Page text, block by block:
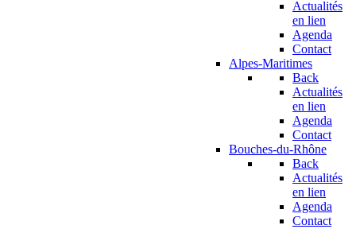
Actualités
en lien
Agenda
Contact
Alpes-Maritimes
Back
Actualités
en lien
Agenda
Contact
Bouches-du-Rhône
Back
Actualités
en lien
Agenda
Contact